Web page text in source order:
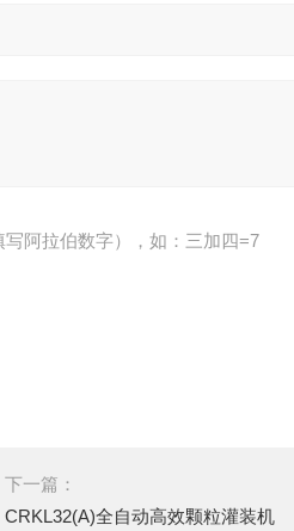
阿拉伯数字），如：三加四=7
下一篇：
CRKL32(A)全自动高效颗粒灌装机